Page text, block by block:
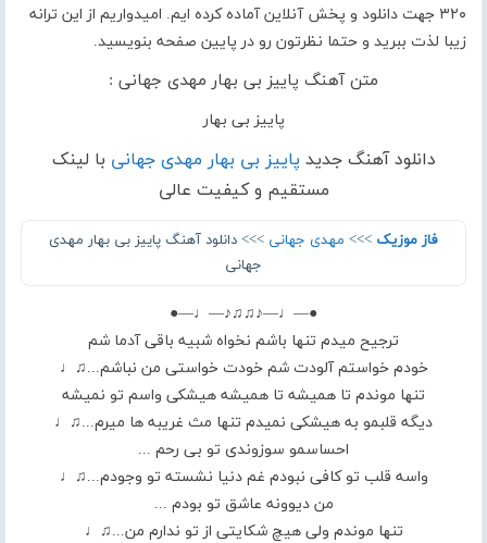
۳۲۰ جهت دانلود و پخش آنلاین آماده کرده ایم. امیدواریم از این ترانه
زیبا لذت ببرید و حتما نظرتون رو در پایین صفحه بنویسید.
متن آهنگ پاییز بی بهار مهدی جهانی :
پاییز بی بهار
دانلود آهنگ جدید پاییز بی بهار مهدی جهانی با لینک
مستقیم و کیفیت عالی
فاز موزیک >>> مهدی جهانی >>> دانلود آهنگ پاییز بی بهار مهدی
جهانی
●—♩—♪♫♫♪—♩—●
ترجیح میدم تنها باشم نخواه شبیه باقی آدما شم
خودم خواستم آلودت شم خودت خواستی من نباشم...♫♩
تنها موندم تا همیشه تا همیشه هیشکی واسم تو نمیشه
دیگه قلبمو به هیشکی نمیدم تنها مث غریبه ها میرم...♫♩
احساسمو سوزوندی تو بی رحم ...
واسه قلب تو کافی نبودم غم دنیا نشسته تو وجودم...♫♩
من دیوونه عاشق تو بودم ...
تنها موندم ولی هیچ شکایتی از تو ندارم من...♫♩